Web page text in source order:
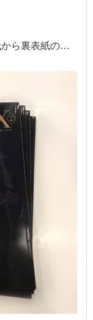
から裏表紙の…